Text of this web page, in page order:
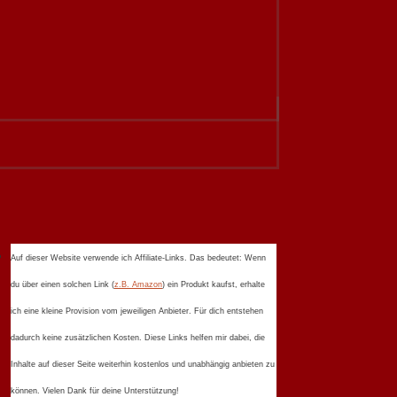
Auf dieser Website verwende ich Affiliate-Links. Das bedeutet: Wenn
du über einen solchen Link (z.B. Amazon) ein Produkt kaufst, erhalte
ich eine kleine Provision vom jeweiligen Anbieter. Für dich entstehen
dadurch keine zusätzlichen Kosten. Diese Links helfen mir dabei, die
Inhalte auf dieser Seite weiterhin kostenlos und unabhängig anbieten zu
können. Vielen Dank für deine Unterstützung!